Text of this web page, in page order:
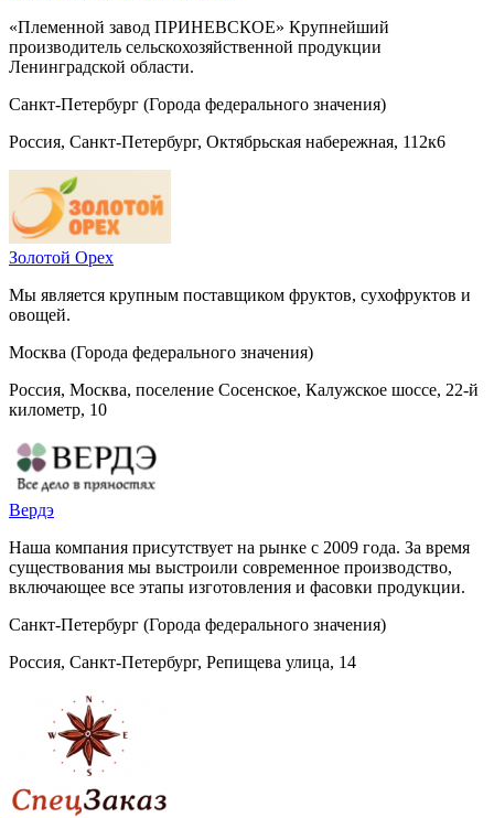
«Племенной завод ПРИНЕВСКОЕ» Крупнейший
производитель сельскохозяйственной продукции
Ленинградской области.
Санкт-Петербург (Города федерального значения)
Россия, Санкт-Петербург, Октябрьская набережная, 112к6
Золотой Орех
Мы является крупным поставщиком фруктов, сухофруктов и
овощей.
Москва (Города федерального значения)
Россия, Москва, поселение Сосенское, Калужское шоссе, 22-й
километр, 10
Вердэ
Наша компания присутствует на рынке с 2009 года. За время
существования мы выстроили современное производство,
включающее все этапы изготовления и фасовки продукции.
Санкт-Петербург (Города федерального значения)
Россия, Санкт-Петербург, Репищева улица, 14